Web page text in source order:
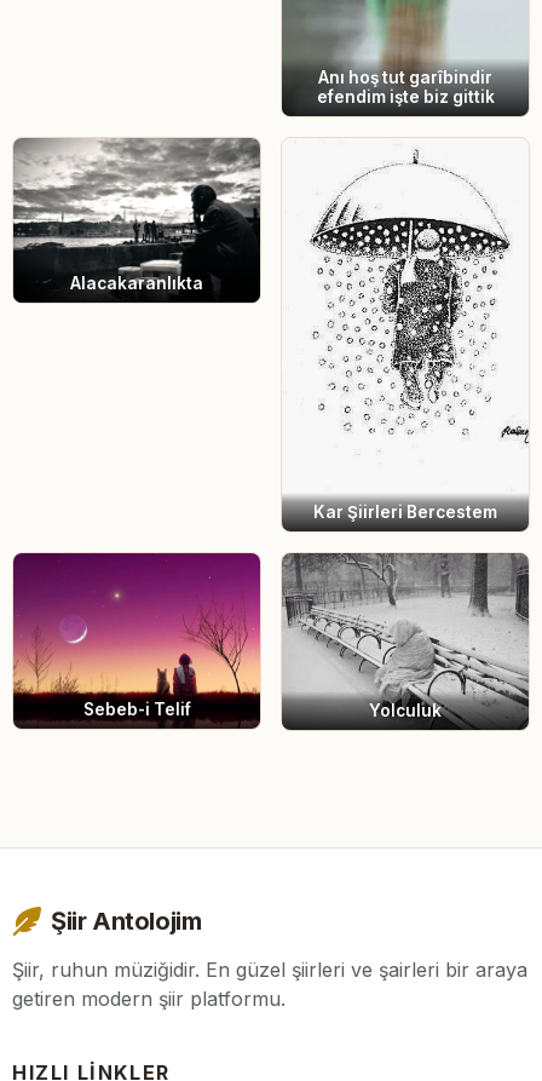
Anı hoş tut garîbindir
efendim işte biz gittik
Alacakaranlıkta
Kar Şiirleri Bercestem
Sebeb-i Telif Yolculuk
Şiir Antolojim
Şiir, ruhun müziğidir. En güzel şiirleri ve şairleri bir araya
getiren modern şiir platformu.
HIZLI LINKLER